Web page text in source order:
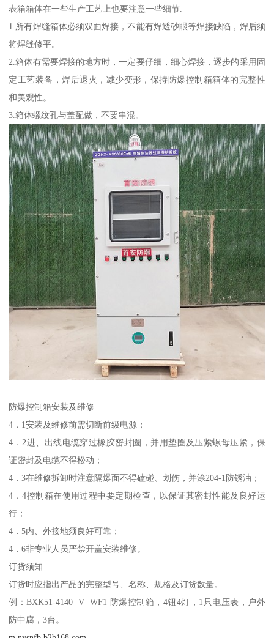
表箱箱体在一些生产工艺上也要注意一些细节.
1.所有焊缝箱体必须双面焊接，不能有焊透砂眼等焊接缺陷，焊后须
将焊缝修平。
2.箱体有需要焊接的地方时，一定要仔细，细心焊接，逐步的采用固
定工艺装备，焊后退火，减少变形，保持防爆控制箱箱体的完整性
和美观性。
3.箱体螺纹孔与盖配做，不要串混。
防爆控制箱安装及维修
4．1安装及维修前需切断前级电源；
4．2进、出线电缆穿过橡胶密封圈，并用垫圈及压紧螺母压紧，保
证密封及电缆不得松动；
4．3在维修拆卸时注意隔爆面不得磕碰、划伤，并涂204-1防锈油；
4．4控制箱在使用过程中要定期检查，以保证其密封性能及良好运
行；
4．5内、外接地须良好可靠；
4．6非专业人员严禁开盖安装维修。
订货须知
订货时应指出产品的完整型号、名称、规格及订货数量。
例：BXK51-4140 V WF1 防爆控制箱，4钮4灯，1只电压表，户外
防中腐，3台。